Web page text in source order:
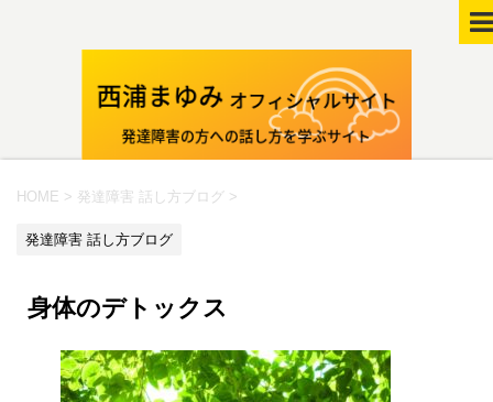
HOME > 発達障害 話し方ブログ >
発達障害 話し方ブログ
身体のデトックス